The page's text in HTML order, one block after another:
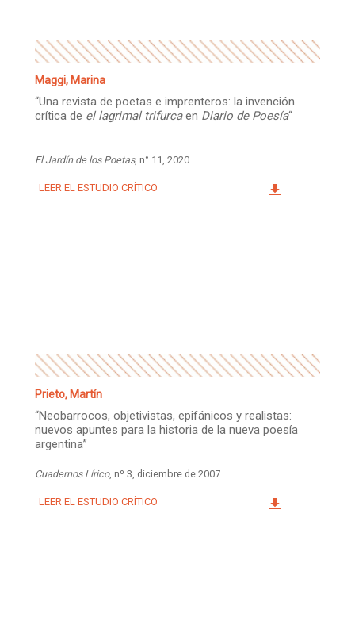
Maggi, Marina
“Una revista de poetas e imprenteros: la invención
crítica de el lagrimal trifurcaen Diario de Poesía“
El Jardín de los Poetas, n° 11, 2020
LEER EL ESTUDIO CRÍTICO
Prieto, Martín
“Neobarrocos, objetivistas, epifánicos y realistas:
nuevos apuntes para la historia de la nueva poesía
argentina”
Cuadernos Lírico, nº 3, diciembre de 2007
LEER EL ESTUDIO CRÍTICO